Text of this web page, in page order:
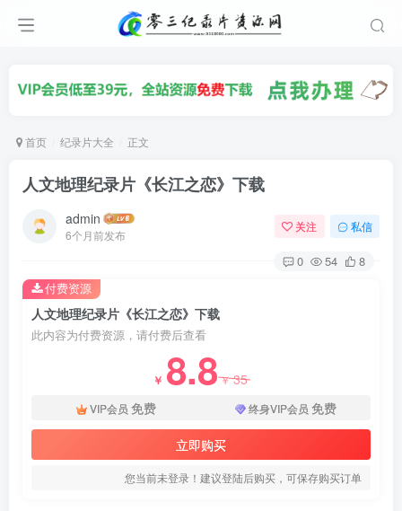
首页 纪录片大全 正文
人文地理纪录片《长江之恋》下载
admin
6个月前发布
关注 私信
0 54 8
人文地理纪录片《长江之恋》下载
此内容为付费资源，请付费后查看
￥ 8.8￥35
VIP会员 免费 终身VIP会员 免费
立即购买
您当前未登录！建议登陆后购买，可保存购买订单
付费资源